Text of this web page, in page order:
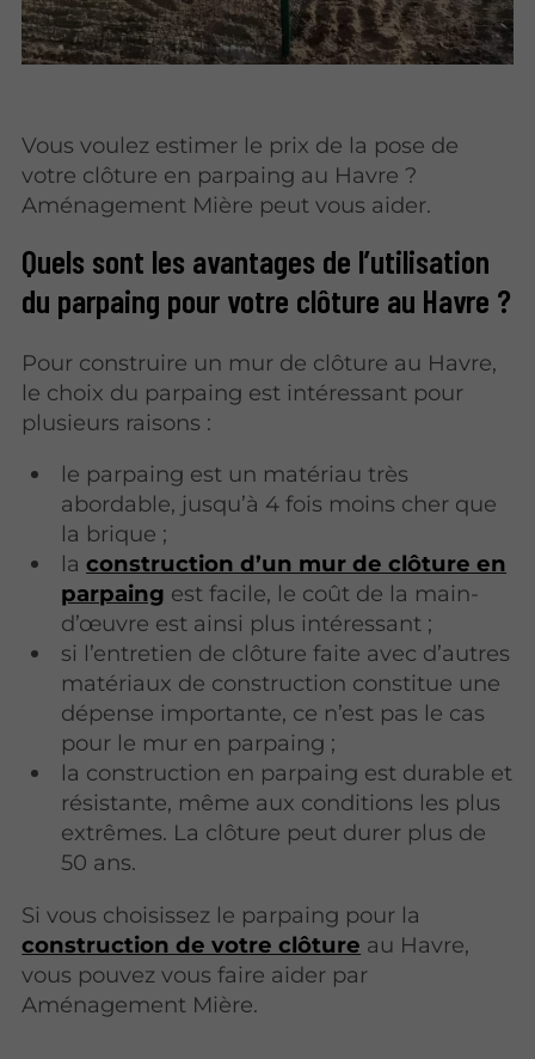
Vous voulez estimer le prix de la pose de
votre clôture en parpaing au Havre ?
Aménagement Mière peut vous aider.
Quels sont les avantages de l’utilisation
du parpaing pour votre clôture au Havre ?
Pour construire un mur de clôture au Havre,
le choix du parpaing est intéressant pour
plusieurs raisons :
le parpaing est un matériau très
abordable, jusqu’à 4 fois moins cher que
la brique ;
laconstruction d’un mur de clôture en
parpaing est facile, le coût de la main-
d’œuvre est ainsi plus intéressant ;
si l’entretien de clôture faite avec d’autres
matériaux de construction constitue une
dépense importante, ce n’est pas le cas
pour le mur en parpaing ;
la construction en parpaing est durable et
résistante, même aux conditions les plus
extrêmes. La clôture peut durer plus de
50 ans.
Si vous choisissez le parpaing pour la
construction de votre clôture au Havre,
vous pouvez vous faire aider par
Aménagement Mière.